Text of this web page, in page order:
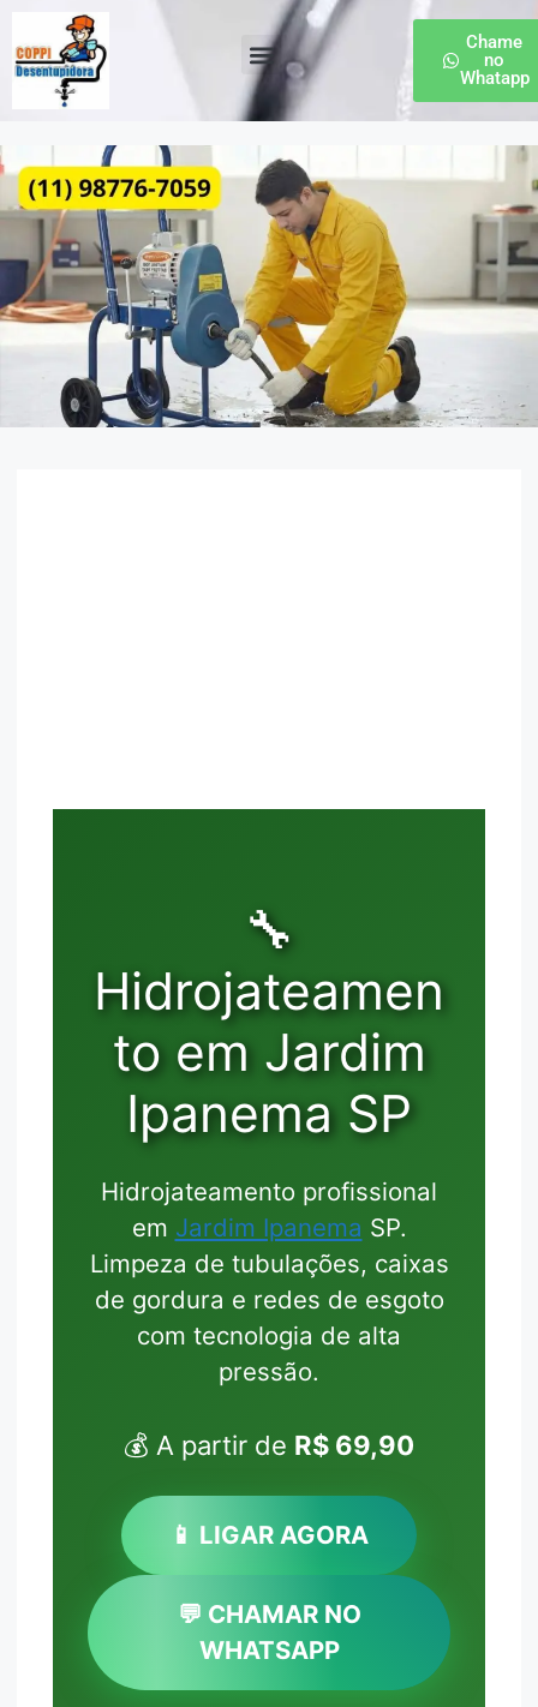
Chame
no
Whatapp
🔧
Hidrojateamen
to em Jardim
Ipanema SP
Hidrojateamento profissional
em Jardim Ipanema SP.
Limpeza de tubulações, caixas
de gordura e redes de esgoto
com tecnologia de alta
pressão.
💰 A partir de R$ 69,90
📱 LIGAR AGORA
💬 CHAMAR NO
WHATSAPP